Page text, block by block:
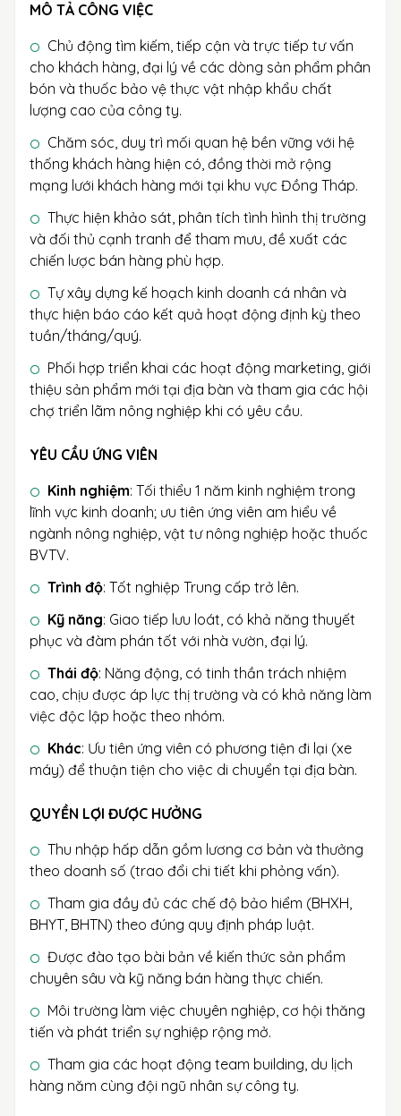
MÔ TẢ CÔNG VIỆC
Chủ động tìm kiếm, tiếp cận và trực tiếp tư vấn
cho khách hàng, đại lý về các dòng sản phẩm phân
bón và thuốc bảo vệ thực vật nhập khẩu chất
lượng cao của công ty.
Chăm sóc, duy trì mối quan hệ bền vững với hệ
thống khách hàng hiện có, đồng thời mở rộng
mạng lưới khách hàng mới tại khu vực Đồng Tháp.
Thực hiện khảo sát, phân tích tình hình thị trường
và đối thủ cạnh tranh để tham mưu, đề xuất các
chiến lược bán hàng phù hợp.
Tự xây dựng kế hoạch kinh doanh cá nhân và
thực hiện báo cáo kết quả hoạt động định kỳ theo
tuần/tháng/quý.
Phối hợp triển khai các hoạt động marketing, giới
thiệu sản phẩm mới tại địa bàn và tham gia các hội
chợ triển lãm nông nghiệp khi có yêu cầu.
YÊU CẦU ỨNG VIÊN
Kinh nghiệm: Tối thiểu 1 năm kinh nghiệm trong
lĩnh vực kinh doanh; ưu tiên ứng viên am hiểu về
ngành nông nghiệp, vật tư nông nghiệp hoặc thuốc
BVTV.
Trình độ: Tốt nghiệp Trung cấp trở lên.
Kỹ năng: Giao tiếp lưu loát, có khả năng thuyết
phục và đàm phán tốt với nhà vườn, đại lý.
Thái độ: Năng động, có tinh thần trách nhiệm
cao, chịu được áp lực thị trường và có khả năng làm
việc độc lập hoặc theo nhóm.
Khác: Ưu tiên ứng viên có phương tiện đi lại (xe
máy) để thuận tiện cho việc di chuyển tại địa bàn.
QUYỀN LỢI ĐƯỢC HƯỞNG
Thu nhập hấp dẫn gồm lương cơ bản và thưởng
theo doanh số (trao đổi chi tiết khi phỏng vấn).
Tham gia đầy đủ các chế độ bảo hiểm (BHXH,
BHYT, BHTN) theo đúng quy định pháp luật.
Được đào tạo bài bản về kiến thức sản phẩm
chuyên sâu và kỹ năng bán hàng thực chiến.
Môi trường làm việc chuyên nghiệp, cơ hội thăng
tiến và phát triển sự nghiệp rộng mở.
Tham gia các hoạt động team building, du lịch
hàng năm cùng đội ngũ nhân sự công ty.